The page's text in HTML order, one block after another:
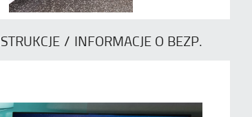
/ INFORMACJE O BEZP.